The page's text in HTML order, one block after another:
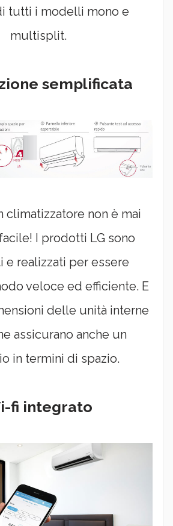
tutti i modelli mono e
multisplit.
semplificata
climatizzatore non è mai
I prodotti LG sono
e realizzati per essere
veloce ed efficiente. E
delle unità interne
assicurano anche un
in termini di spazio.
fi integrato